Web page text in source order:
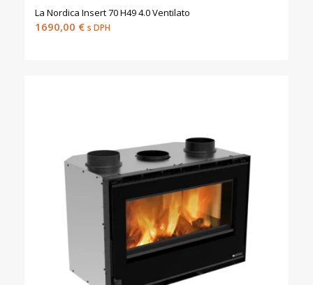
La Nordica Insert 70 H49 4.0 Ventilato
1690,00 € s DPH